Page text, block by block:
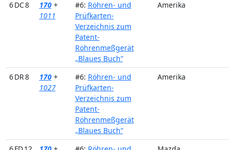
6 DC 8 170 +
1011
#6: Röhren- und
Prüfkarten-
Verzeichnis zum
Patent-
Röhrenmeßgerät
„Blaues Buch“
Amerika
6 DR 8 170 +
1027
#6: Röhren- und
Prüfkarten-
Verzeichnis zum
Patent-
Röhrenmeßgerät
„Blaues Buch“
Amerika